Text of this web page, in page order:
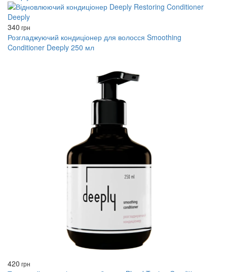
340 грн
Розгладжуючий кондиціонер для волосся Smoothing
Conditioner Deeply 250 мл
420 грн